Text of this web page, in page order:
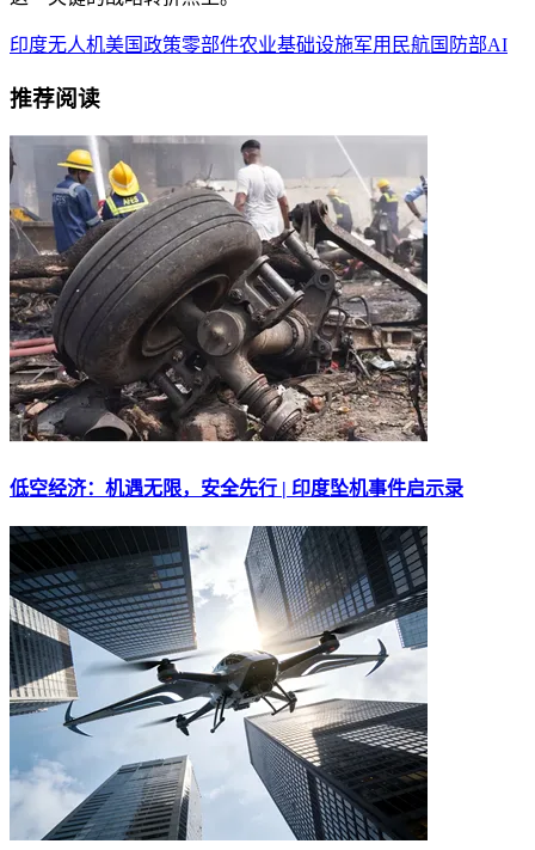
印度无人机美国政策零部件农业基础设施军用 民航国防部AI
推荐阅读
低空经济：机遇无限，安全先行 | 印度坠机事件启示录